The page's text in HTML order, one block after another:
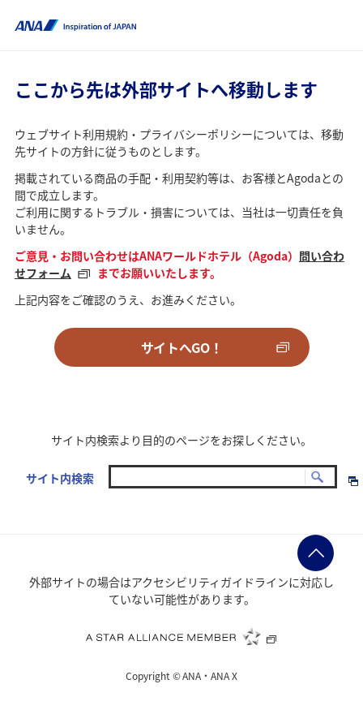
ここから先は外部サイトへ移動します
ウェブサイト利用規約・プライバシーポリシーについては、移動
先サイトの方針に従うものとします。
掲載されている商品の手配・利用契約等は、お客様とAgodaとの
間で成立します。
ご利用に関するトラブル・損害については、当社は一切責任を負
いません。
ご意見・お問い合わせはANAワールドホテル（Agoda） 問い合わ
せフォーム
までお願いいたします。
上記内容をご確認のうえ、お進みください。
サイトへGO！
サイト内検索より目的のページをお探しください。
サイト内検索
外部サイトの場合はアクセシビリティガイドラインに対応し
ていない可能性があります。
Copyright ©ANA・ANA X